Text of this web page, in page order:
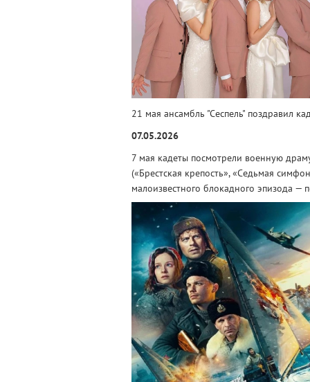
21 мая ансамбль "Сеспель" поздравил
07.05.2026
7 мая кадеты посмотрели военную
(«Брестская крепость», «Седьмая
малоизвестного блокадного эпизода —